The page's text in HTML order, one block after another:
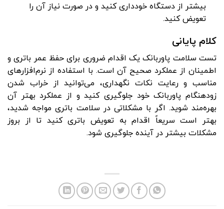
بیشتر از دستگاه خودداری کنید و در صورت نیاز آن را
تعویض کنید.
کلام پایانی
تست سلامت پاوربانک یک اقدام ضروری برای حفظ عمر باتری و
اطمینان از عملکرد صحیح آن است. با استفاده از نرم‌افزارهای
مناسب و رعایت نکات نگهداری، می‌توانید از خراب شدن
زودهنگام پاوربانک خود جلوگیری کنید و از عملکرد بهتر آن
بهره‌مند شوید. اگر با مشکلاتی در سلامت باتری مواجه شدید،
بهتر است سریعاً اقدام به تعویض باتری کنید تا از بروز
مشکلات بیشتر در آینده جلوگیری شود.